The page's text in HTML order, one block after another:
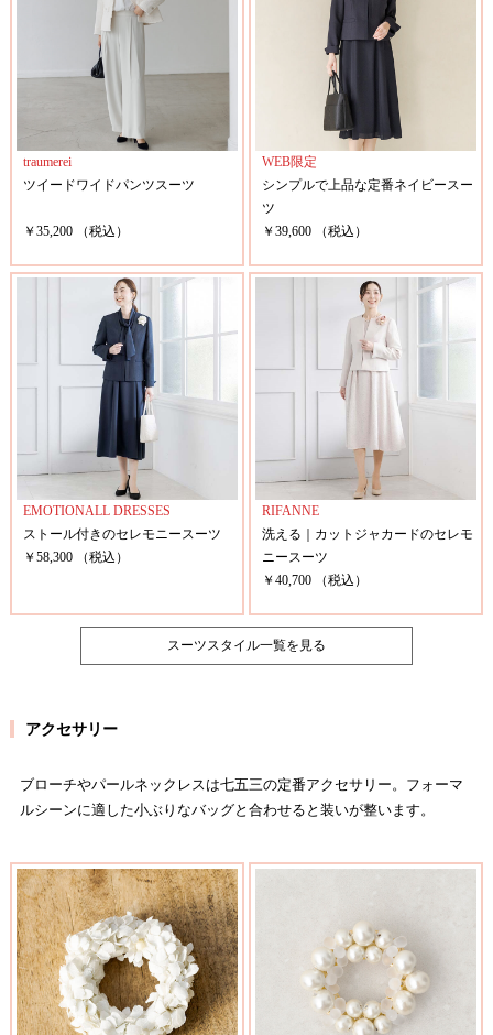
traumerei
ツイードワイドパンツスーツ
￥35,200 （税込）
WEB限定
シンプルで上品な定番ネイビースー
ツ
￥39,600 （税込）
EMOTIONALL DRESSES
ストール付きのセレモニースーツ
￥58,300 （税込）
RIFANNE
洗える｜カットジャカードのセレモ
ニースーツ
￥40,700 （税込）
スーツスタイル一覧を見る
アクセサリー
ブローチやパールネックレスは七五三の定番アクセサリー。フォーマ
ルシーンに適した小ぶりなバッグと合わせると装いが整います。